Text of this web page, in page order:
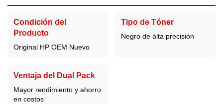
Condición del
Producto
Original HP OEM Nuevo
Tipo de Tóner
Negro de alta precisión
Ventaja del Dual Pack
Mayor rendimiento y ahorro
en costos